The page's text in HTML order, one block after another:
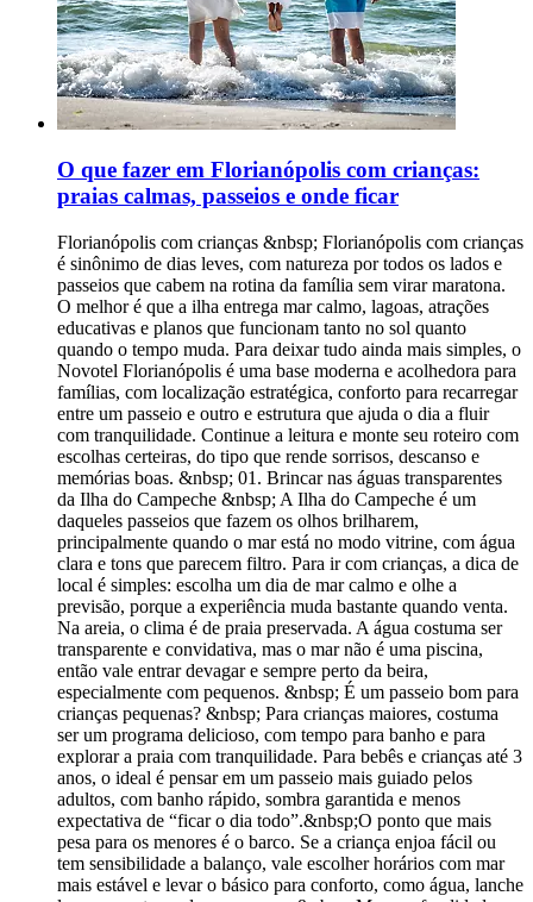
O que fazer em Florianópolis com crianças:
praias calmas, passeios e onde ficar
Florianópolis com crianças &nbsp; Florianópolis com crianças é sinônimo de dias leves, com natureza por todos os lados e passeios que cabem na rotina da família sem virar maratona. O melhor é que a ilha entrega mar calmo, lagoas, atrações educativas e planos que funcionam tanto no sol quanto quando o tempo muda. Para deixar tudo ainda mais simples, o Novotel Florianópolis é uma base moderna e acolhedora para famílias, com localização estratégica, conforto para recarregar entre um passeio e outro e estrutura que ajuda o dia a fluir com tranquilidade. Continue a leitura e monte seu roteiro com escolhas certeiras, do tipo que rende sorrisos, descanso e memórias boas. &nbsp; 01. Brincar nas águas transparentes da Ilha do Campeche &nbsp; A Ilha do Campeche é um daqueles passeios que fazem os olhos brilharem, principalmente quando o mar está no modo vitrine, com água clara e tons que parecem filtro. Para ir com crianças, a dica de local é simples: escolha um dia de mar calmo e olhe a previsão, porque a experiência muda bastante quando venta. Na areia, o clima é de praia preservada. A água costuma ser transparente e convidativa, mas o mar não é uma piscina, então vale entrar devagar e sempre perto da beira, especialmente com pequenos. &nbsp; É um passeio bom para crianças pequenas? &nbsp; Para crianças maiores, costuma ser um programa delicioso, com tempo para banho e para explorar a praia com tranquilidade. Para bebês e crianças até 3 anos, o ideal é pensar em um passeio mais guiado pelos adultos, com banho rápido, sombra garantida e menos expectativa de “ficar o dia todo”.&nbsp;O ponto que mais pesa para os menores é o barco. Se a criança enjoa fácil ou tem sensibilidade a balanço, vale escolher horários com mar mais estável e levar o básico para conforto, como água, lanche leve e uma troca de roupa seca. &nbsp; Mar, profundidade e entrada na água &nbsp; Em dias bons, a entrada costuma ser amigável, com faixa rasa que dá para brincar perto da margem. Ainda assim, a profundidade pode variar e em alguns trechos o mar “cai” mais rápido, então o melhor é evitar avançar e escolher a parte mais tranquila da praia.&nbsp;Correnteza e ondas dependem muito do vento e da maré. Um detalhe que moradores sempre observam é a cor e o desenho da água, quando ela está mais lisa e clara, o banho costuma ser mais seguro e mais gostoso. &nbsp; Deslocamento e barco: o que vale planejar &nbsp; Os barcos para a Ilha do Campeche costumam sair de pontos como Barra da Lagoa, Armação e região do Campeche. Isso muda completamente o ritmo do dia, porque o deslocamento até o embarque pode tomar um bom tempo, principalmente em alta temporada. O trajeto de barco é parte do passeio. Em mar calmo, costuma ser tranquilo e rápido, já em dias de vento o balanço aumenta e pode cansar, especialmente crianças pequenas e quem enjoa com facilidade. Vale sair cedo e confirmar horário de retorno, porque a permanência na ilha é geralmente limitada, muitas vezes por volta de quatro horas. Na prática, o tempo passa rápido entre desembarque, banho e pausa para lanche. Reserva e organização ajudam muito. Se você vai com crianças, prefira horários com menos fila, chegue com antecedência e leve o essencial já separado para embarcar sem correria.&nbsp;Carrinho de bebê tende a ser pouco prático, tanto no embarque quanto na areia. Um canguru ou suporte leve costuma facilitar, deixando as mãos livres e o passeio mais confortável. &nbsp; Infraestrutura na ilha &nbsp; A Ilha do Campeche é preservada, então não espere a estrutura de uma praia urbana. Pense em sombra como item essencial, porque a sombra natural é limitada e você pode depender de guarda-sol. Levar água e lanches é uma decisão inteligente, principalmente com crianças. Para alimentação, o ideal é não contar com muitas opções e sempre ter um plano simples na mochila, como frutas, biscoitos, sanduíche e itens para hidratar. Sobre trilhas guiadas, algumas experiências podem ter custo extra e nem sempre são adequadas para todas as idades. Se estiver com crianças pequenas, priorize o banho e a praia, que já entregam o melhor do passeio. &nbsp; Custos reais e planejamento do tempo &nbsp; Na prática, a Ilha do Campeche ocupa um pedaço grande do dia. Se você tem só dois ou três dias em Florianópolis, inclua o passeio com consciência, porque ele pode limitar outras experiências que também são ótimas com crianças.&nbsp; Na alta temporada, as saídas ficam mais disputadas e filas podem aparecer, principalmente em horários clássicos. A dica é reservar com antecedência e escolher horários que reduzam espera, porque ninguém merece surpresa ruim com criança ansiosa. Se a família quer um dia especial de praia e está disposta ao ritmo do barco, a Ilha do Campeche pode ser um dos momentos mais bonitos da viagem. Quando o planejamento é simples e o mar ajuda, vira lembrança para guardar com carinho. &nbsp; 02. Passear de barco pirata em Canasvieiras&nbsp; &nbsp; Entre os lugares para ir com crianças em Florianópolis, o barco pirata em Canasvieiras costuma virar o programa mais “uau” do dia. A embarcação é temática, a tripulação vai caracterizada e o passeio acontece com música, brincadeiras e clima leve do começo ao fim. &nbsp; Quanto custa e quem paga meia &nbsp; Os valores variam conforme o roteiro e a antecedência da compra, mas, em geral, ficam entre R$ 140 e R$ 260 por pessoa. Para crianças, a regra mais comum é clara: 0 a 5 anos não pagam e 6 a 10 anos pagam meia, com apresentação de documento. &nbsp; O que está incluso, e o que costuma ficar por conta da família &nbsp; O passeio inclui a navegação e a animação a bordo, com paradas que mudam conforme a opção escolhida. Nos roteiros mais longos, pode haver parada para banho e parada para almoço, mas a refeição normalmente é opcional e não inclusa. Em roteiros com visita a Anhatomirim, existe a possibilidade de taxa de visitação paga à parte, e há casos em que o pagamento é somente em dinheiro no local. &nbsp; Lanches, água e o que levar &nbsp; Você pode levar água e lanches no cooler, e há barcos que vendem bebidas e itens simples a bordo. Em algumas regras de operação, vidro não é permitido.&nbsp;Para ir com crianças, um kit básico resolve: protetor solar, boné, toalha e uma troca de roupa. Assim, a parada para banho fica mais gostosa e o pós-passeio não vira corrida. &nbsp; Dicas rápidas para ir com crianças sem perrengue &nbsp; Se a criança enjoa em barco, vale priorizar um dia de mar mais calmo, escolher um assento mais central e levar água em pequenos goles. Se for algo recorrente, converse com o pediatra antes da viagem para decidir o que faz sentido.&nbsp;Sobre segurança, as operações informam que há coletes salva-vidas e flutuantes para adultos e crianças, e a equipe orienta o uso durante o passeio. Carrinho de bebê tende a ser pouco prático, porque o embarque e a circulação no barco pedem mãos livres. Para pequenos, um canguru ou suporte leve costuma facilitar o dia. Para fechar, este é um dos&nbsp;lugares para conhecer em Florianópolis com crianças quando você quer combinar paisagem bonita com um programa animado e fácil de encaixar no roteiro, especialmente se você reservar com antecedência para evitar lotação e filas no embarque. &nbsp; 03. Nadar na Lagoa do Peri &nbsp; A Lagoa do Peri, no sul da ilha, é água doce, calma e com clima de refúgio, ótima para uma pausa fora do agito das praias oceânicas. As margens têm faixa de areia, áreas verdes e estrutura que facilita o dia com crianças, como banheiros e até parquinho, além de trilhas para quem quer esticar o passeio sem pressa. Se a sua dúvida é&nbsp;onde levar crianças em Florianópolis, pense nela como um programa que funciona com pouca produção: leva toalha, lanche, protetor solar e pronto. Só vale um cuidado bem local, a balneabilidade é monitorada e pode variar, então, antes de entrar na água, confira a condição do dia, principalmente em semanas de maior movimento. Para&nbsp;o que fazer em Florianópolis em julho com crianças, a Lagoa do Peri encaixa muito bem em dias de sol de inverno, quando a água fica mais fria e o passeio ganha cara de piquenique com caminhada leve. Se der para molhar os pés e brincar na beira, ótimo, se não, a paisagem e a tranquilidade já entregam um dos momentos mais gostosos do roteiro. &nbsp; 04. Brincar na Praia da Daniela &nbsp; A Praia da Daniela, no norte da ilha, tem mar bem calmo e raso, com cara de “piscina” devido à influência da Baía Norte, por isso muita gente coloca o lugar na lista de melhor praia de Florianópolis para crianças. O charme está na simplicidade: faixa de areia clara para brincar, água gostosa para entrar devagar e um clima residencial que deixa tudo mais tranquilo. A estrutura é enxuta, costuma ter poucos quiosques, então vale chegar com água, lanche e o essencial para o sol, assim o passeio rende sem improviso. Para um&nbsp;passeio com crianças em Florianópolis que funcione de ponta a ponta, vá cedo para pegar a praia mais vazia, escolha um canto com mais espaço para montar base e combine com uma caminhada curta pela região. Daniela é daquelas escolhas que não exigem grandes planos, só um ritmo leve e tempo para brincar. &nbsp; 05. Ver os peixes na Praia da Lagoinha do Norte &nbsp; Pequena, charmosa e com mar tão calmo que parece piscina, a Lagoinha do Norte costuma entrar fácil na lista de melhores praias de Florianópolis para crianças, sobretudo quando a ideia é brincar na água sem sustos. As águas são cristalinas e rasas em boa parte da faixa de banho, o que deixa o passeio mais leve para famílias com pequenos. O detalhe que encanta as crianças é simples: perto dos costões, dá para observar peixinhos com máscara e snorkel, como quem descobre um aquário ao ar livre. Em dias de sol, a água costuma ficar mais morna do que em outras praias da ilha e as ondas são bem fraquinhas, ótimo para entrar devagar e aproveitar com calma. Se você está montando sua lista de&nbsp;o que fazer em Floripa com crianças, pense nela como um programa de manhã